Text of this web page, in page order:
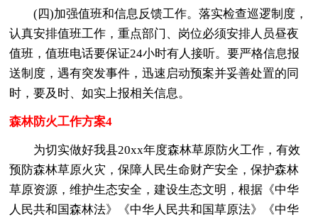
(四)加强值班和信息反馈工作。落实检查巡逻制度，
认真安排值班工作，重点部门、岗位必须安排人员昼夜
值班，值班电话要保证24小时有人接听。要严格信息报
送制度，遇有突发事件，迅速启动预案并妥善处置的同
时，要及时、如实上报相关信息。
森林防火工作方案4
为切实做好我县20xx年度森林草原防火工作，有效
预防森林草原火灾，保障人民生命财产安全，保护森林
草原资源，维护生态安全，建设生态文明，根据《中华
人民共和国森林法》《中华人民共和国草原法》《中华